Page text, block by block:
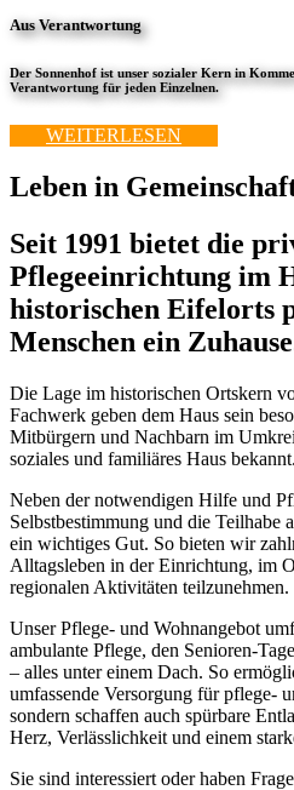
Aus Verantwortung
Der Sonnenhof ist unser sozialer Kern in
Verantwortung für jeden Einzelnen.
WEITERLESEN
Leben in
Seit 1991 bietet die
Pflegeeinrichtung im
historischen Eifelorts
Menschen ein
Die Lage im historischen Ortskern
Fachwerk geben dem Haus sein
Mitbürgern und Nachbarn im
soziales und familiäres Haus bekannt.
Neben der notwendigen Hilfe und
Selbstbestimmung und die Teilhabe
ein wichtiges Gut. So bieten wir
Alltagsleben in der Einrichtung, im
regionalen Aktivitäten teilzunehmen.
Unser Pflege- und Wohnangebot
ambulante Pflege, den Senioren-
– alles unter einem Dach. So
umfassende Versorgung für pflege-
sondern schaffen auch spürbare
Herz, Verlässlichkeit und einem
Sie sind interessiert oder haben